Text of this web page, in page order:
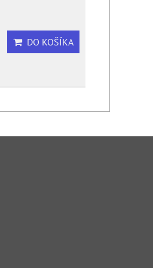
DO KOŠÍKA